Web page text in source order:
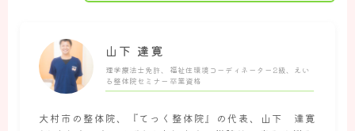
山下 達寛
理学療法士免許、福祉住環境コーディネーター2級、えい
る整体院セミナー卒業資格
大村市の整体院、『てっく整体院』の代表、山下 達寛